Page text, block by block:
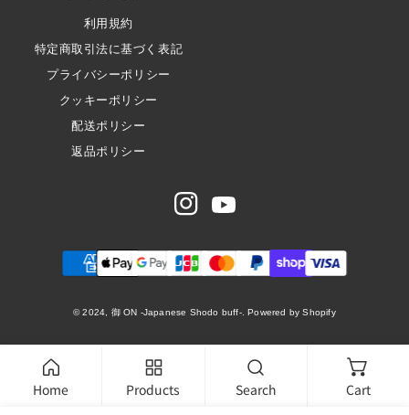
利用規約
特定商取引法に基づく表記
プライバシーポリシー
クッキーポリシー
配送ポリシー
返品ポリシー
Instagram
Youtube
法
© 2024, 御 ON -Japanese Shodo buff-. Powered by Shopify
Home Products Search Cart